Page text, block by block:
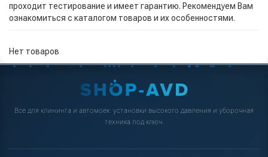
проходит тестирование и имеет гарантию. Рекомендуем Вам
ознакомиться с каталогом товаров и их особенностями.
Нет товаров
Всё для клининга и автомоек: установки высокого давления и уборочная
техника под ключ.